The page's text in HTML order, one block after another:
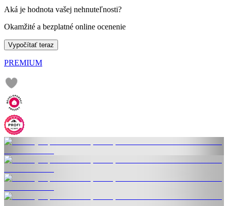
Aká je hodnota vašej nehnuteľnosti?
Okamžité a bezplatné online ocenenie
Vypočítať teraz
PREMIUM